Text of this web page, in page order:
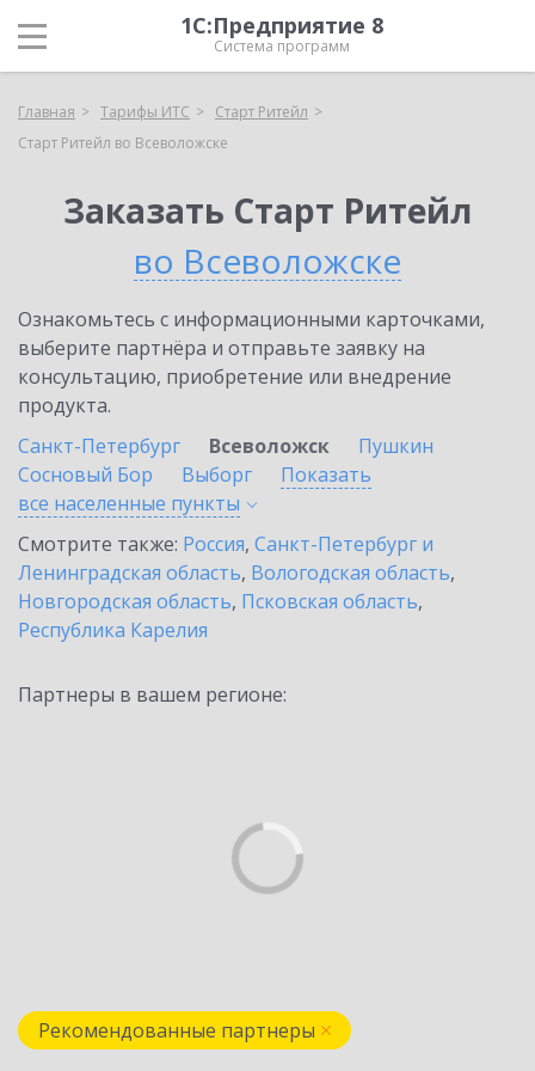
1С:Предприятие 8
Система программ
Главная Тарифы ИТС
Старт Ритейл
Старт Ритейл во Всеволожске
Заказать Старт Ритейл
во Всеволожске
Ознакомьтесь с информационными карточками,
выберите партнёра и отправьте заявку на
консультацию, приобретение или внедрение
продукта.
Санкт-Петербург
Всеволожск
Пушкин
Сосновый Бор
Выборг
Показать
все населенные пункты
Смотрите также: Россия, Санкт-Петербург и
Ленинградская область, Вологодская область,
Новгородская область, Псковская область,
Республика Карелия
Партнеры в вашем регионе:
Рекомендованные партнеры